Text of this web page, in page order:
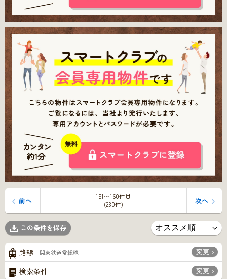
151〜160件目
(230件)
前へ 次へ
この条件を保存
路線 関東鉄道常総線 変更
検索条件 変更